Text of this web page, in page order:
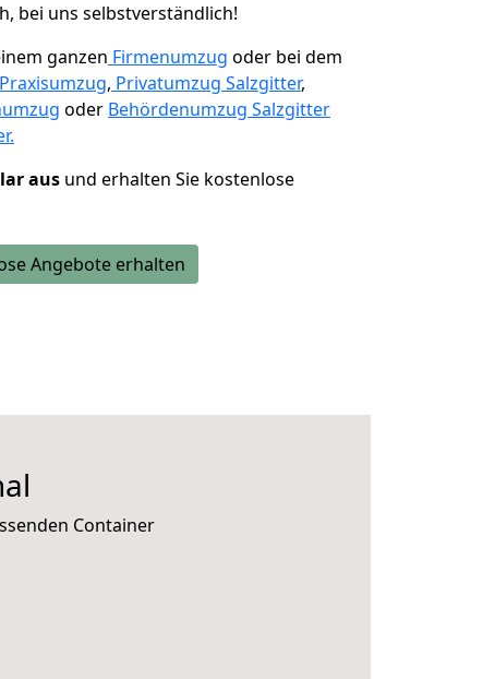
bei uns selbstverständlich!
ganzen Firmenumzug oder bei dem
Praxisumzug, Privatumzug Salzgitter,
oder Behördenumzug Salzgitter
aus und erhalten Sie kostenlose
Angebote erhalten
Container